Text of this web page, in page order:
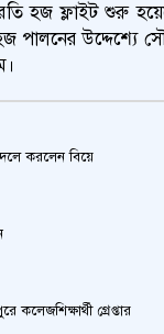
হজ ফ্লাইট শুরু
পালনের
করলেন বিয়ে
গ্রেপ্তার